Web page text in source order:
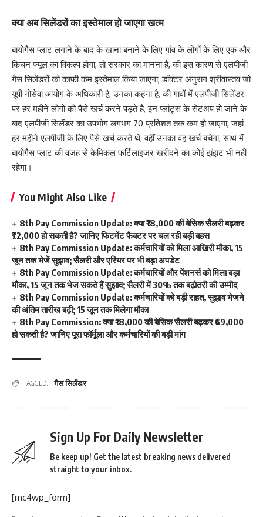
क्या अब सिलेंडरों का इस्तेमाल हो जाएगा खत्म
बायोगैस प्लांट लगाने के बाद के खाना बनाने के लिए गांव के लोगों के लिए एक और
किचन फ्यूल का विकल्प होगा, तो सरकार का मानना है, की इस कारण से एलपीजी
गैस सिलेंडरों को काफी कम इस्तेमाल किया जाएगा, डॉक्टर अनुराग श्रीवास्तव जो
यूपी गोसेवा आयोग के अधिकारी है, उनका कहना है, की गावों में एलपीजी सिलेंडर
पर हर महीने लोगों को पैसे खर्च करने पड़ते है, इन प्लांट्स के सेटअप हो जाने के
बाद एलपीजी सिलेंडर का उपभोग लगभग 70 प्रतिशत तक कम हो जाएगा, जहां
हर महीने एलपीजी के लिए पैसे खर्च करते थे, वहीं उनका वह खर्च बचेगा, साथ में
बायोगैस प्लांट की वजह से केमिकल फर्टिलाइजर खरीदने का कोई झंझट भी नहीं
रहेगा।
You Might Also Like
8th Pay Commission Update: क्या ₹18,000 की बेसिक सैलरी बढ़कर
₹72,000 हो सकती है? जानिए फिटमेंट फैक्टर पर चल रही बड़ी बहस
8th Pay Commission Update: कर्मचारियों को मिला आखिरी मौका, 15
जून तक भेजें सुझाव; सैलरी और एरियर पर भी बड़ा अपडेट
8th Pay Commission Update: कर्मचारियों और पेंशनर्स को मिला बड़ा
मौका, 15 जून तक भेज सकते हैं सुझाव; सैलरी में 30% तक बढ़ोतरी की उम्मीद
8th Pay Commission Update: कर्मचारियों को बड़ी राहत, सुझाव भेजने
की अंतिम तारीख बढ़ी; 15 जून तक मिलेगा मौका
8th Pay Commission: क्या ₹18,000 की बेसिक सैलरी बढ़कर ₹69,000
हो सकती है? जानिए पूरा फॉर्मूला और कर्मचारियों की बड़ी मांग
TAGGED: गैस सिलेंडर
Sign Up For Daily Newsletter
Be keep up! Get the latest breaking news delivered
straight to your inbox.
[mc4wp_form]